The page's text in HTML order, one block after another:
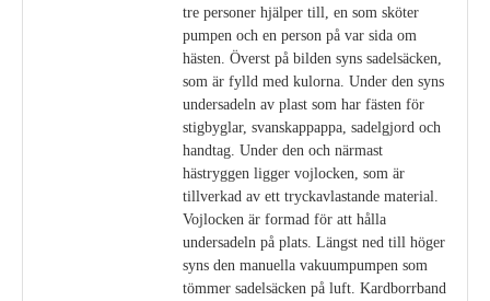
tre personer hjälper till, en som sköter
pumpen och en person på var sida om
hästen. Överst på bilden syns sadelsäcken,
som är fylld med kulorna. Under den syns
undersadeln av plast som har fästen för
stigbyglar, svanskappappa, sadelgjord och
handtag. Under den och närmast
hästryggen ligger vojlocken, som är
tillverkad av ett tryckavlastande material.
Vojlocken är formad för att hålla
undersadeln på plats. Längst ned till höger
syns den manuella vakuumpumpen som
tömmer sadelsäcken på luft. Kardborrband